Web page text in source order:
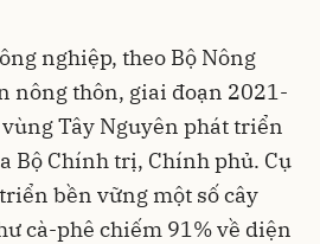
nghiệp, theo Bộ Nông
nông thôn, giai đoạn 2021-
Tây Nguyên phát triển
Bộ Chính trị, Chính phủ. Cụ
bền vững một số cây
cà-phê chiếm 91% về diện